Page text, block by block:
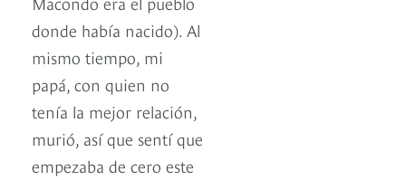
donde había nacido). Al
mismo tiempo, mi
papá, con quien no
tenía la mejor relación,
murió, así que sentí que
empezaba de cero este